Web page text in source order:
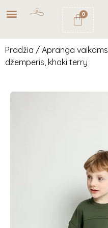
NEMOKAMAS
PRISTATYMAS
PAŠTOMATU
UŽSAKYMAMS NUO
0
Pradžia / Apranga vaikams
džemperis, khaki terry